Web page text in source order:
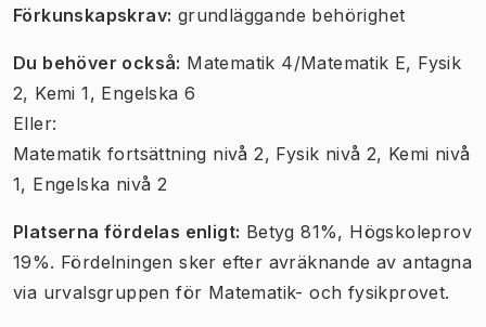
​Förkunskapskrav: grundläggande behörighet
Du behöver också: Matematik 4/Matematik E, Fysik
2, Kemi 1, Engelska 6
Eller:
Matematik fortsättning nivå 2, Fysik nivå 2, Kemi nivå
1, Engelska nivå 2
Platserna fördelas enligt: Betyg 81%, Högskoleprov
19%. Fördelningen sker efter avräknande av antagna
via urvalsgruppen för Matematik- och fysikprovet.